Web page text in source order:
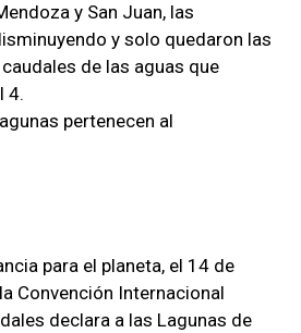
y San Juan, las
y solo quedaron las
de las aguas que
4.
pertenecen al
para el planeta, el 14 de
Convención Internacional
declara a las Lagunas de